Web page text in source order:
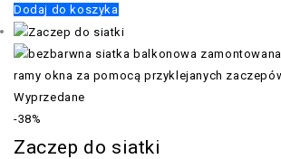
Dodaj do koszyka
Wyprzedane
-38%
Zaczep do siatki